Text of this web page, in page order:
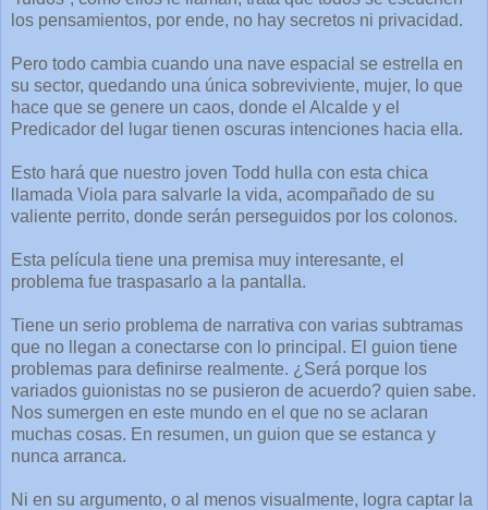
los pensamientos, por ende, no hay secretos ni privacidad.
Pero todo cambia cuando una nave espacial se estrella en
su sector, quedando una única sobreviviente, mujer, lo que
hace que se genere un caos, donde el Alcalde y el
Predicador del lugar tienen oscuras intenciones hacia ella.
Esto hará que nuestro joven Todd hulla con esta chica
llamada Viola para salvarle la vida, acompañado de su
valiente perrito, donde serán perseguidos por los colonos.
Esta película tiene una premisa muy interesante, el
problema fue traspasarlo a la pantalla.
Tiene un serio problema de narrativa con varias subtramas
que no llegan a conectarse con lo principal. El guion tiene
problemas para definirse realmente. ¿Será porque los
variados guionistas no se pusieron de acuerdo? quien sabe.
Nos sumergen en este mundo en el que no se aclaran
muchas cosas. En resumen, un guion que se estanca y
nunca arranca.
Ni en su argumento, o al menos visualmente, logra captar la